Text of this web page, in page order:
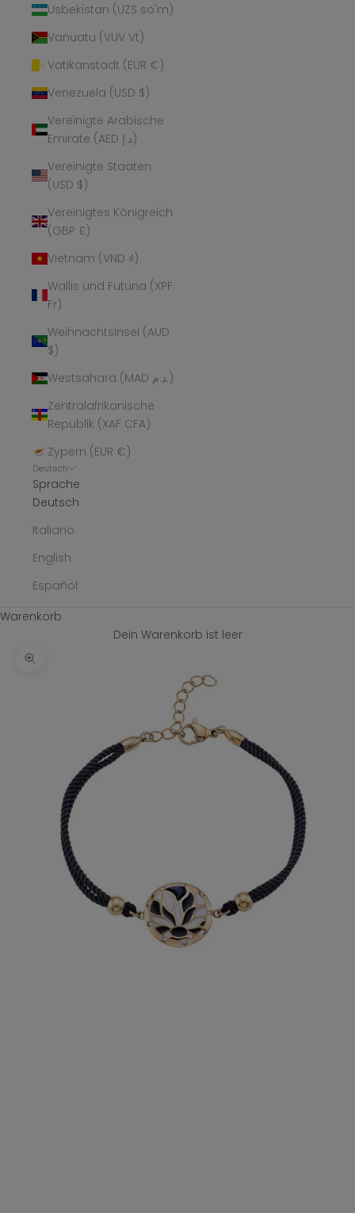
Usbekistan (UZS so'm)
Vanuatu (VUV Vt)
Vatikanstadt (EUR €)
Venezuela (USD $)
Vereinigte Arabische
Emirate (AED د.إ)
Vereinigte Staaten
(USD $)
Vereinigtes Königreich
(GBP £)
Vietnam (VND ₫)
Wallis und Futuna (XPF
Fr)
Weihnachtsinsel (AUD
$)
Westsahara (MAD د.م.)
Zentralafrikanische
Republik (XAF CFA)
Zypern (EUR €)
Deutsch
Sprache
Deutsch
Italiano
English
Español
Warenkorb
Dein Warenkorb ist leer
Bild vergrößern